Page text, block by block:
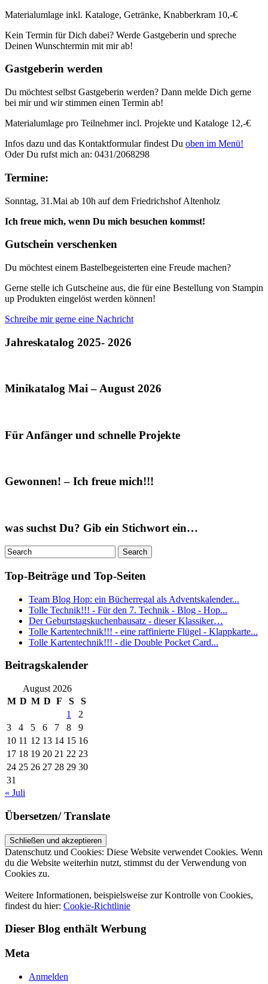
Materialumlage inkl. Kataloge, Getränke, Knabberkram 10,-€
Kein Termin für Dich dabei? Werde Gastgeberin und spreche
Deinen Wunschtermin mit mir ab!
Gastgeberin werden
Du möchtest selbst Gastgeberin werden? Dann melde Dich gerne
bei mir und wir stimmen einen Termin ab!
Materialumlage pro Teilnehmer incl. Projekte und Kataloge 12,-€
Infos dazu und das Kontaktformular findest Du oben im Menü!
Oder Du rufst mich an: 0431/2068298
Termine:
Sonntag, 31.Mai ab 10h auf dem Friedrichshof Altenholz
Ich freue mich, wenn Du mich besuchen kommst!
Gutschein verschenken
Du möchtest einem Bastelbegeisterten eine Freude machen?
Gerne stelle ich Gutscheine aus, die für eine Bestellung von Stampin
up Produkten eingelöst werden können!
Schreibe mir gerne eine Nachricht
Jahreskatalog 2025- 2026
Minikatalog Mai – August 2026
Für Anfänger und schnelle Projekte
Gewonnen! – Ich freue mich!!!
was suchst Du? Gib ein Stichwort ein…
Top-Beiträge und Top-Seiten
Team Blog Hop: ein Bücherregal als Adventskalender...
Tolle Technik!!! - Für den 7. Technik - Blog - Hop...
Der Geburtstagskuchenbausatz - dieser Klassiker…
Tolle Kartentechnik!!! - eine raffinierte Flügel - Klappkarte...
Tolle Kartentechnik!!! - die Double Pocket Card...
Beitragskalender
August 2026
M D M D F S
S
1
2
3
4 5 6 7 8
9
10 11 12 13 14 15 16
17 18 19 20 21 22 23
24 25 26 27 28 29 30
31
« Juli
Übersetzen/ Translate
Datenschutz und Cookies: Diese Website verwendet Cookies. Wenn
du die Website weiterhin nutzt, stimmst du der Verwendung von
Cookies zu.
Weitere Informationen, beispielsweise zur Kontrolle von Cookies,
findest du hier: Cookie-Richtlinie
Dieser Blog enthält Werbung
Meta
Anmelden